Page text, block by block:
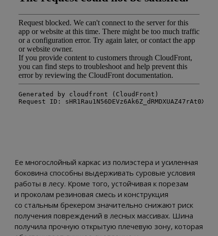
Ее многослойный каркас из полиэстера и усиленная
боковина способны выдерживать суровые условия
работы в лесу. Кроме того, устойчивая к порезам
и проколам резиновая смесь и конструкция
со стальным брекером значительно снижают риск
получения повреждений в лесных массивах. Шина
получила прочную открытую плечевую зону, которая